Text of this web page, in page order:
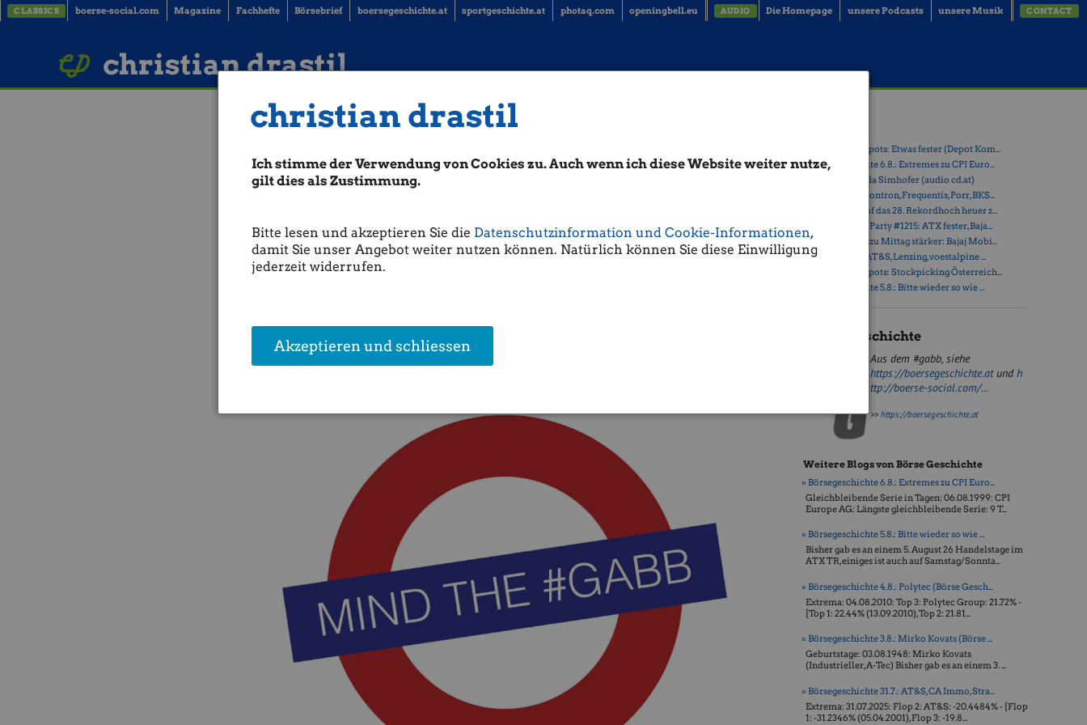
christian drastil
Ich stimme der Verwendung von Cookies zu. Auch wenn ich diese Website weiter nutze,
gilt dies als Zustimmung.
Bitte lesen und akzeptieren Sie die Datenschutzinformation und Cookie-Informationen,
damit Sie unser Angebot weiter nutzen können. Natürlich können Sie diese Einwilligung
jederzeit widerrufen.
Akzeptieren und schliessen
CLASSICS boerse-social.com Magazine Fachhefte Börsebrief boersegeschichte.at sportgeschichte.at photaq.com openingbell.eu AUDIO Die Homepage unsere Podcasts unsere Musik CONTACT
christian drastil
Börsegeschichte 11.5.: BWT, UIAG, Uniqa (Börse
Geschichte) (BörseGeschichte)
Abs. High/Low:
11.05.2006: High -Uniqa: 28.572 Euro
(Der Input von Börse Geschichte für denhttp://www.boerse-social.com/gabb
» Österreich-Depots: Etwas fester (Depot Kom...
» Börsegeschichte 6.8.: Extremes zu CPI Euro...
» Nachlese: Linda Simhofer (audio cd.at)
» PIR-News zu Kontron, Frequentis, Porr, BKS...
» ATX steuert auf das 28. Rekordhoch heuer z...
» Wiener Börse Party #1215: ATX fester, Baja...
» Wiener Börse zu Mittag stärker: Bajaj Mobi...
» ATX-Trends: AT&S, Lenzing, voestalpine ...
» Österreich-Depots: Stockpicking Österreich...
» Börsegeschichte 5.8.: Bitte wieder so wie ...
Börse Geschichte
Aus dem #gabb, siehe
https://boersegeschichte.atundh
ttp://boerse-social.com/...
>>https://boersegeschichte.at
Weitere Blogs von Börse Geschichte
» Börsegeschichte 6.8.: Extremes zu CPI Euro...
Gleichbleibende Serie in Tagen: 06.08.1999: CPI
Europe AG: Längste gleichbleibende Serie: 9 T...
» Börsegeschichte 5.8.: Bitte wieder so wie ...
Bisher gab es an einem 5. August 26 Handelstage im
ATX TR, einiges ist auch auf Samstag/Sonnta...
» Börsegeschichte 4.8.: Polytec (Börse Gesch...
Extrema: 04.08.2010: Top 3: Polytec Group: 21.72% -
[Top 1: 22.44% (13.09.2010), Top 2: 21.81...
» Börsegeschichte 3.8.: Mirko Kovats (Börse ...
Geburtstage: 03.08.1948: Mirko Kovats
(Industrieller, A-Tec) Bisher gab es an einem 3. ...
» Börsegeschichte 31.7.: AT&S, CA Immo, Stra...
Extrema: 31.07.2025: Flop 2: AT&S: -20.4484% - [Flop
1: -31.2346% (05.04.2001), Flop 3: -19.8...